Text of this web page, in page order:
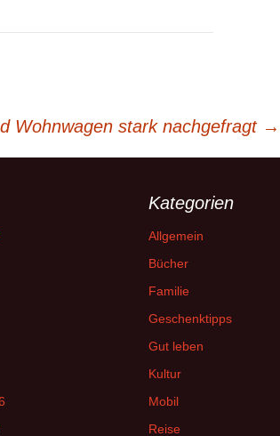
Wohnwagen stark nachgefragt →
Kategorien
Allgemein
Bücher
Familie
Geschenktipps
Gut leben
Kultur
Mobil
Reise